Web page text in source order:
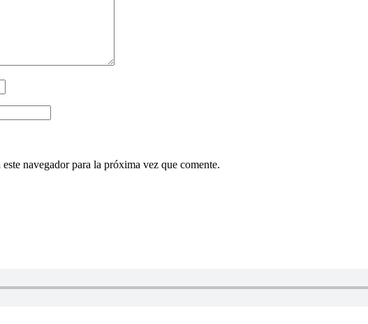
navegador para la próxima vez que comente.